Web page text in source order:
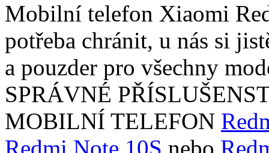
Mobilní telefon Xiaomi
potřeba chránit, u nás si
a pouzder pro všechny
SPRÁVNÉ
MOBILNÍ TELEFON